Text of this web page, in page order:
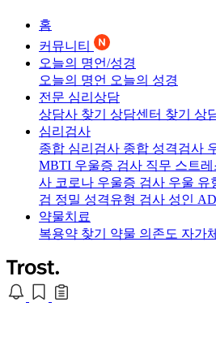
홈
커뮤니티
오늘의 명언/성경
오늘의 명언 오늘의 성경
전문 심리상담
상담사 찾기 상담센터 찾기 상
심리검사
종합 심리검사 종합 성격검사
MBTI 우울증 검사 직무 스트
사 코로나 우울증 검사 우울 유
검 정밀 성격유형 검사 성인
약물치료
복용약 찾기 약물 의존도 자가